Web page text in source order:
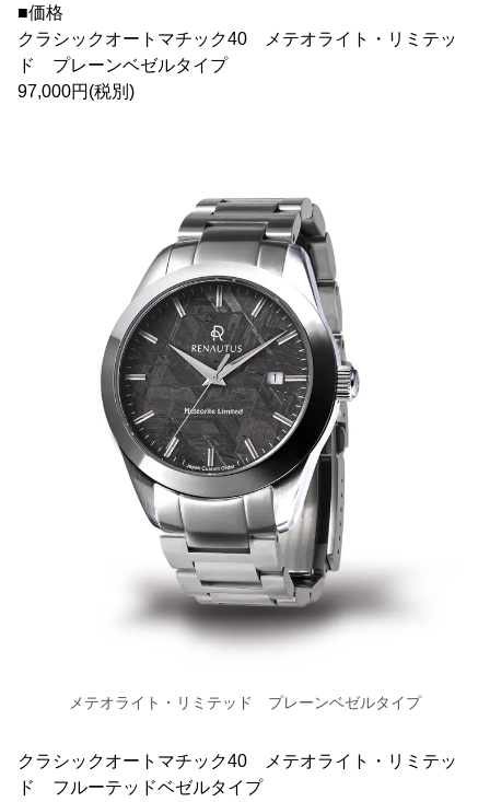
■価格
クラシックオートマチック40 メテオライト・リミテッ
ド プレーンベゼルタイプ
97,000円(税別)
メテオライト・リミテッド プレーンベゼルタイプ
クラシックオートマチック40 メテオライト・リミテッ
ド フルーテッドベゼルタイプ